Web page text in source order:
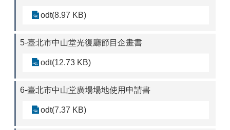
odt(8.97 KB)
5-臺北市中山堂光復廳節目企畫書
odt(12.73 KB)
6-臺北市中山堂廣場場地使用申請書
odt(7.37 KB)